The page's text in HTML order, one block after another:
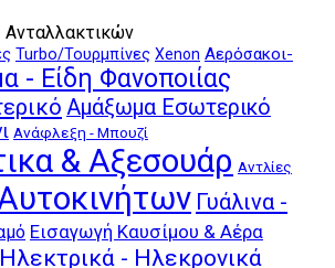
Ανταλλακτικών
Turbo/Τουρμπίνες Xenon Αερόσακοι-
- Είδη Φανοποιίας
Αμάξωμα Εσωτερικό
Ανάφλεξη - Μπουζί
& Αξεσουάρ Αντλίες
Γυάλινα -
Εισαγωγή Καυσίμου & Αέρα
Ηλεκτρικά - Ηλεκρονικά